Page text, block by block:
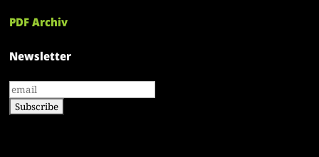
PDF Archiv
Newsletter